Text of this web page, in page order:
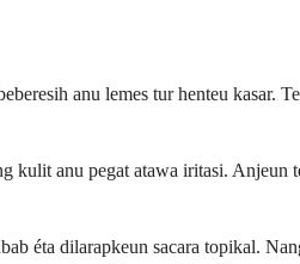
anu lemes tur henteu kasar.
anu pegat atawa iritasi. Anjeun
éta dilarapkeun sacara topikal.